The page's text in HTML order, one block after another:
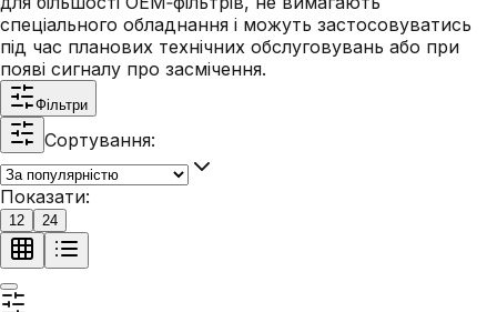
спеціального обладнання і можуть застосовуватись
під час планових технічних обслуговувань або при
появі сигналу про засмічення.
Фільтри
Сортування:
Показати:
12 24